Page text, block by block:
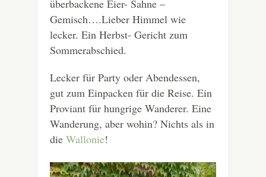
überbackene Eier- Sahne –
Gemisch….Lieber Himmel wie
lecker. Ein Herbst- Gericht zum
Sommerabschied.
Lecker für Party oder Abendessen,
gut zum Einpacken für die Reise. Ein
Proviant für hungrige Wanderer. Eine
Wanderung, aber wohin? Nichts als in
die Wallonie!